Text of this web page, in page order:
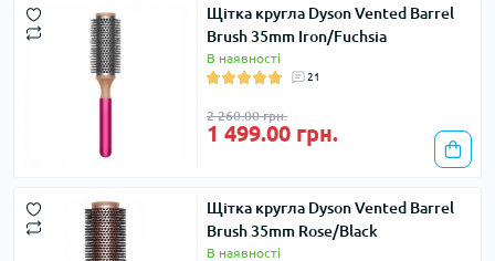
Щітка кругла Dyson Vented Barrel
Brush 35mm Iron/Fuchsia
В наявності
21
2 260.00 грн.
1 499.00 грн.
Щітка кругла Dyson Vented Barrel
Brush 35mm Rose/Black
В наявності